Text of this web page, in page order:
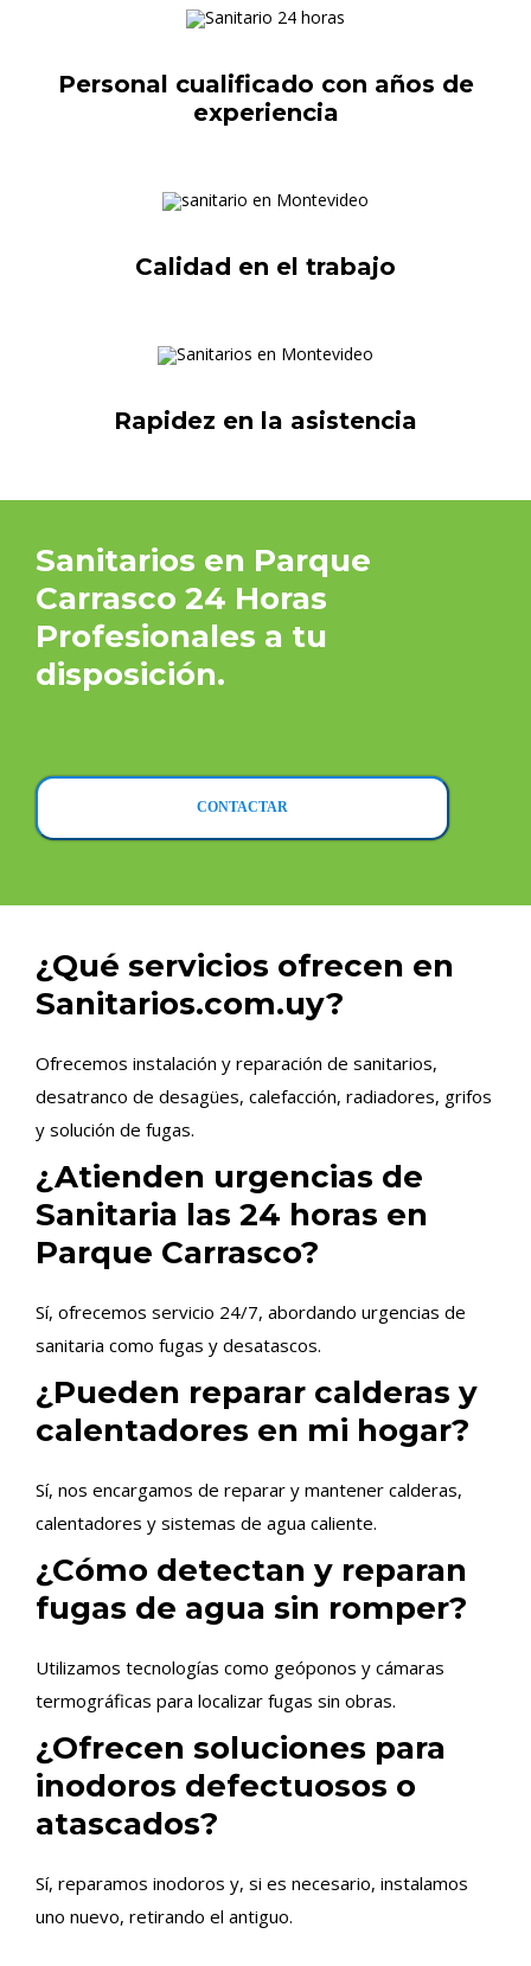
Personal cualificado con años de
experiencia
Calidad en el trabajo
Rapidez en la asistencia
Sanitarios en Parque
Carrasco 24 Horas
Profesionales a tu
disposición.
CONTACTAR
¿Qué servicios ofrecen en
Sanitarios.com.uy?
Ofrecemos instalación y reparación de sanitarios,
desatranco de desagües, calefacción, radiadores, grifos
y solución de fugas.
¿Atienden urgencias de
Sanitaria las 24 horas en
Parque Carrasco?
Sí, ofrecemos servicio 24/7, abordando urgencias de
sanitaria como fugas y desatascos.
¿Pueden reparar calderas y
calentadores en mi hogar?
Sí, nos encargamos de reparar y mantener calderas,
calentadores y sistemas de agua caliente.
¿Cómo detectan y reparan
fugas de agua sin romper?
Utilizamos tecnologías como geóponos y cámaras
termográficas para localizar fugas sin obras.
¿Ofrecen soluciones para
inodoros defectuosos o
atascados?
Sí, reparamos inodoros y, si es necesario, instalamos
uno nuevo, retirando el antiguo.